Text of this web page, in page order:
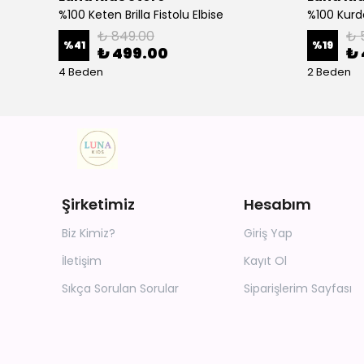
%100 Keten Brilla Fistolu Elbise
%41 ₺ 849.00
₺ 499.00
4 Beden
%100
%19 ₺
₺
2 Beden
Şirketimiz
Biz Kimiz?
İletişim
Sıkça Sorulan Sorular
Hesabım
Giriş Yap
Kayıt Ol
Siparişlerim Sayfası